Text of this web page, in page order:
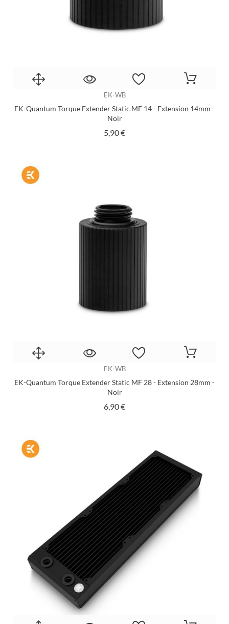
EK-WB
EK-Quantum Torque Extender Static MF 14 - Extension 14mm -
Noir
5,90 €Prix
EK-WB
EK-Quantum Torque Extender Static MF 28 - Extension 28mm -
Noir
6,90 €Prix